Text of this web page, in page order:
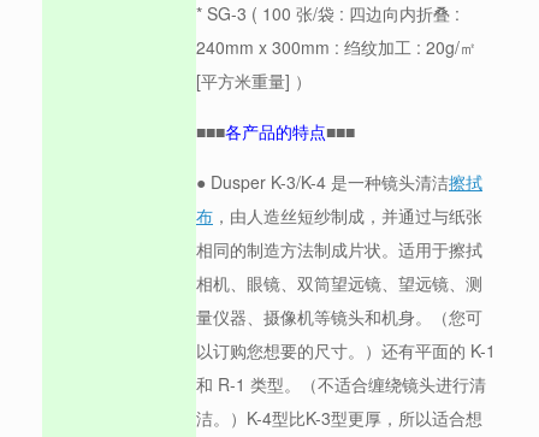
* SG-3 ( 100 张/袋 : 四边向内折叠 :
240mm x 300mm : 绉纹加工 : 20g/㎡
[平方米重量] ）
■■■各产品的特点■■■
● Dusper K-3/K-4 是一种镜头清洁擦拭
布 ，由人造丝短纱制成，并通过与纸张
相同的制造方法制成片状。适用于擦拭
相机、眼镜、双筒望远镜、望远镜、测
量仪器、摄像机等镜头和机身。（您可
以订购您想要的尺寸。）还有平面的 K-1
和 R-1 类型。（不适合缠绕镜头进行清
洁。）K-4型比K-3型更厚，所以适合想